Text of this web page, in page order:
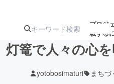
プロジ
載する
灯篭で人々の心
yotobosimaturi まち